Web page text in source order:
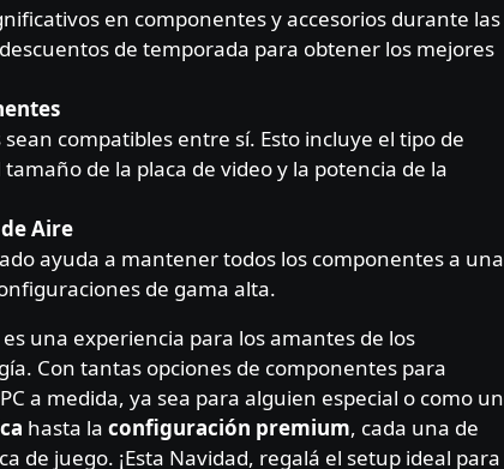
en componentes y accesorios durante las
de temporada para obtener los mejores
compatibles entre sí. Esto incluye el tipo de
de la placa de video y la potencia de la
Aire
ayuda a mantener todos los componentes a una
de gama alta.
una experiencia para los amantes de los
Con tantas opciones de componentes para
a medida, ya sea para alguien especial o como un
hasta la configuración premium, cada una de
de juego. ¡Esta Navidad, regalá el setup ideal para